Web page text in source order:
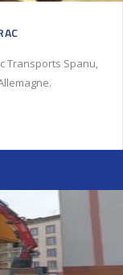
Transports Spanu,